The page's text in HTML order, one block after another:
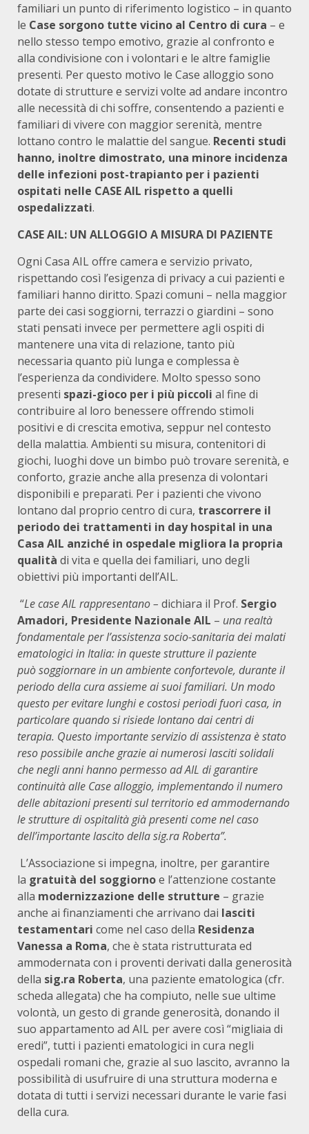
familiari un punto di riferimento logistico – in quanto
le Case sorgono tutte vicino al Centro di cura – e
nello stesso tempo emotivo, grazie al confronto e
alla condivisione con i volontari e le altre famiglie
presenti. Per questo motivo le Case alloggio sono
dotate di strutture e servizi volte ad andare incontro
alle necessità di chi soffre, consentendo a pazienti e
familiari di vivere con maggior serenità, mentre
lottano contro le malattie del sangue. Recenti studi
hanno, inoltre dimostrato, una minore incidenza
delle infezioni post-trapianto per i pazienti
ospitati nelle CASE AIL rispetto a quelli
ospedalizzati.
CASE AIL: UN ALLOGGIO A MISURA DI PAZIENTE
Ogni Casa AIL offre camera e servizio privato,
rispettando così l’esigenza di privacy a cui pazienti e
familiari hanno diritto. Spazi comuni – nella maggior
parte dei casi soggiorni, terrazzi o giardini – sono
stati pensati invece per permettere agli ospiti di
mantenere una vita di relazione, tanto più
necessaria quanto più lunga e complessa è
l’esperienza da condividere. Molto spesso sono
presenti spazi-gioco per i più piccoli al fine di
contribuire al loro benessere offrendo stimoli
positivi e di crescita emotiva, seppur nel contesto
della malattia. Ambienti su misura, contenitori di
giochi, luoghi dove un bimbo può trovare serenità, e
conforto, grazie anche alla presenza di volontari
disponibili e preparati. Per i pazienti che vivono
lontano dal proprio centro di cura, trascorrere il
periodo dei trattamenti in day hospital in una
Casa AIL anziché in ospedale migliora la propria
qualità di vita e quella dei familiari, uno degli
obiettivi più importanti dell’AIL.
“Le case AIL rappresentano – dichiara il Prof. Sergio
Amadori, Presidente Nazionale AIL – una realtà
fondamentale per l’assistenza socio-sanitaria dei malati
ematologici in Italia: in queste strutture il paziente
puòsoggiornare in unambiente confortevole, durante il
periodo della cura assieme ai suoi familiari. Un modo
questo per evitare lunghi e costosi periodi fuori casa, in
particolare quando si risiede lontano dai centri di
terapia. Questo importante servizio di assistenza è stato
reso possibile anche grazie ai numerosi lasciti solidali
che negli anni hanno permesso ad AIL di garantire
continuità alle Case alloggio, implementando il numero
delle abitazioni presenti sul territorio ed ammodernando
le strutture di ospitalità già presenti come nel caso
dell’importante lascito della sig.ra Roberta”.
L’Associazione si impegna, inoltre, per garantire
la gratuità del soggiornoe l’attenzione costante
alla modernizzazione delle strutture – grazie
anche ai finanziamenti che arrivano dai lasciti
testamentari come nel caso della Residenza
Vanessa a Roma, che è stata ristrutturata ed
ammodernata con i proventi derivati dalla generosità
della sig.ra Roberta, una paziente ematologica (cfr.
scheda allegata) che ha compiuto, nelle sue ultime
volontà, un gesto di grande generosità, donando il
suo appartamento ad AIL per avere così “migliaia di
eredi”, tutti i pazienti ematologici in cura negli
ospedali romani che, grazie al suo lascito, avranno la
possibilità di usufruire di una struttura moderna e
dotata di tutti i servizi necessari durante le varie fasi
della cura.